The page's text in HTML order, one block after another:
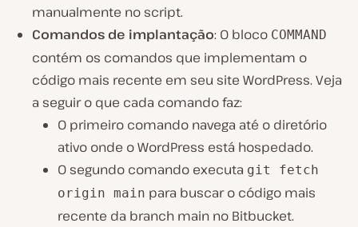
manualmente no script.
Comandos de implantação: O bloco COMMAND
contém os comandos que implementam o
código mais recente em seu site WordPress. Veja
a seguir o que cada comando faz:
O primeiro comando navega até o diretório
ativo onde o WordPress está hospedado.
O segundo comando executa git fetch
origin main para buscar o código mais
recente da branch main no Bitbucket.